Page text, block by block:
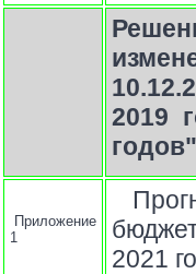
2019
годов"
Приложение
1
2021